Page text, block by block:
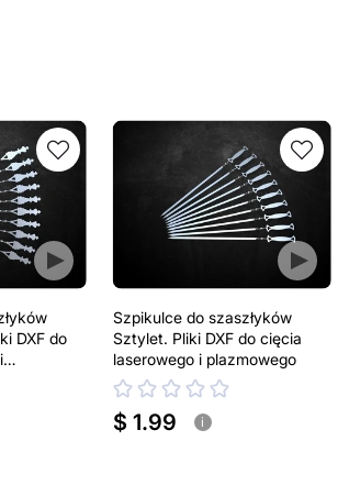
DXF do
Szpikulce do szaszłyków
Sztylet. Pliki DXF do cięcia
laserowego i plazmowego
$ 1.99 i